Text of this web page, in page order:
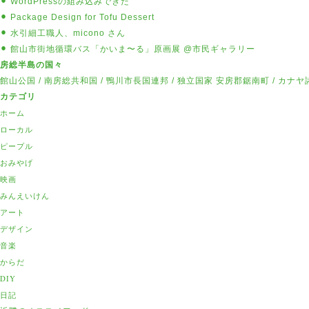
⚫︎ Package Design for Tofu Dessert
⚫︎ 水引細工職人、micono さん
⚫︎ 館山市街地循環バス「かいま〜る」原画展 @市民ギャラリー
房総半島の国々
館山公国 / 南房総共和国 / 鴨川市長国連邦 / 独立国家 安房郡鋸南町 / カナヤ
カテゴリ
ホーム
ローカル
ピープル
おみやげ
映画
みんえいけん
アート
デザイン
音楽
からだ
DIY
日記